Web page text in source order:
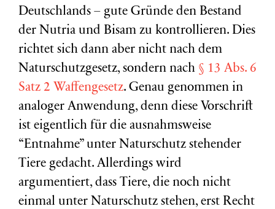
Deutschlands – gute Gründe den Bestand
der Nutria und Bisam zu kontrollieren. Dies
richtet sich dann aber nicht nach dem
Naturschutzgesetz, sondern nach § 13 Abs. 6
Satz 2 Waffengesetz. Genau genommen in
analoger Anwendung, denn diese Vorschrift
ist eigentlich für die ausnahmsweise
“Entnahme” unter Naturschutz stehender
Tiere gedacht. Allerdings wird
argumentiert, dass Tiere, die noch nicht
einmal unter Naturschutz stehen, erst Recht